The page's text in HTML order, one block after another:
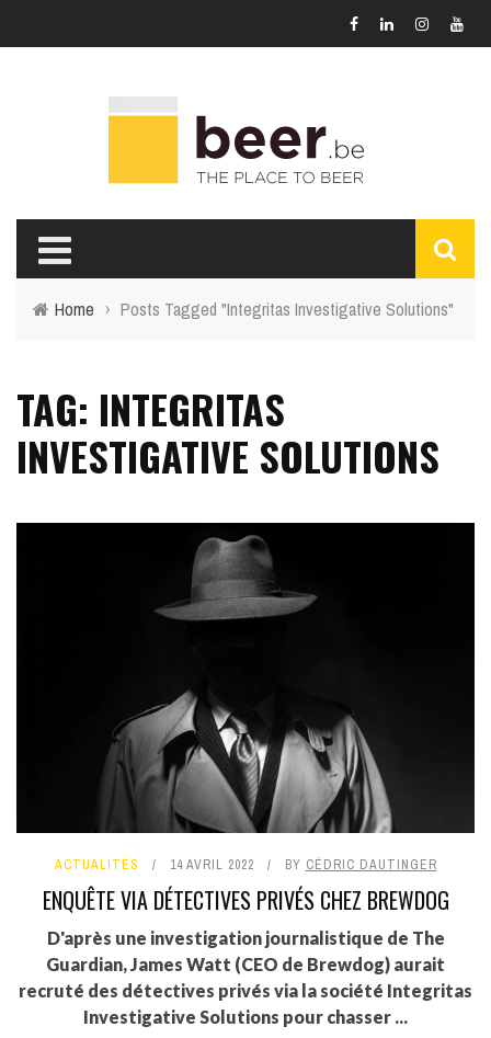
Home › Posts Tagged "Integritas Investigative Solutions"
TAG: INTEGRITAS
INVESTIGATIVE SOLUTIONS
ACTUALITÉS 14 AVRIL 2022 BY CÉDRIC DAUTINGER
ENQUÊTE VIA DÉTECTIVES PRIVÉS CHEZ BREWDOG
D'après une investigation journalistique de The
Guardian, James Watt (CEO de Brewdog) aurait
recruté des détectives privés via la société Integritas
Investigative Solutions pour chasser ...